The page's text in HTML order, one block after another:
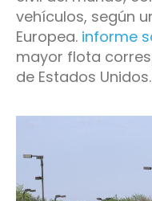
vehículos, según
Europea. informe
mayor flota
de Estados Unidos.